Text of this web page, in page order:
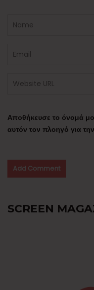
Αποθήκευσε το όνομά
αυτόν τον πλοηγό για
SCREEN